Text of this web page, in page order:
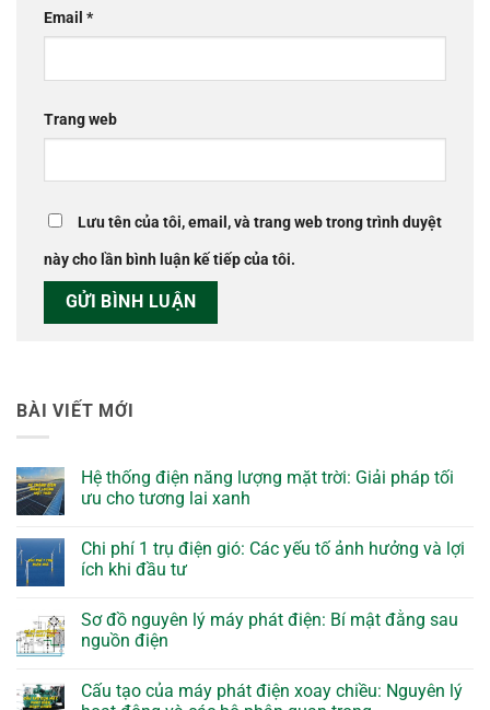
Email *
Trang web
Lưu tên của tôi, email, và trang web trong trình duyệt
này cho lần bình luận kế tiếp của tôi.
BÀI VIẾT MỚI
Hệ thống điện năng lượng mặt trời: Giải pháp tối
ưu cho tương lai xanh
Chi phí 1 trụ điện gió: Các yếu tố ảnh hưởng và lợi
ích khi đầu tư
Sơ đồ nguyên lý máy phát điện: Bí mật đằng sau
nguồn điện
Cấu tạo của máy phát điện xoay chiều: Nguyên lý